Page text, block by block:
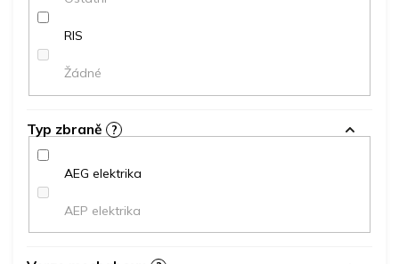
RIS
Žádné
Typ zbraně ?
AEG elektrika
AEP elektrika